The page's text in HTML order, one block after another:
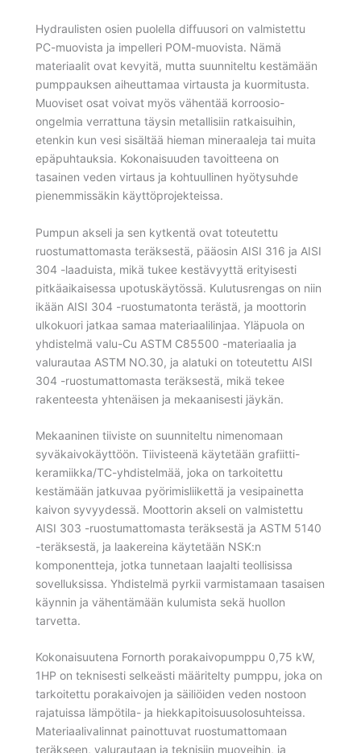
Hydraulisten osien puolella diffuusori on valmistettu
PC-muovista ja impelleri POM-muovista. Nämä
materiaalit ovat kevyitä, mutta suunniteltu kestämään
pumppauksen aiheuttamaa virtausta ja kuormitusta.
Muoviset osat voivat myös vähentää korroosio-
ongelmia verrattuna täysin metallisiin ratkaisuihin,
etenkin kun vesi sisältää hieman mineraaleja tai muita
epäpuhtauksia. Kokonaisuuden tavoitteena on
tasainen veden virtaus ja kohtuullinen hyötysuhde
pienemmissäkin käyttöprojekteissa.
Pumpun akseli ja sen kytkentä ovat toteutettu
ruostumattomasta teräksestä, pääosin AISI 316 ja AISI
304 -laaduista, mikä tukee kestävyyttä erityisesti
pitkäaikaisessa upotuskäytössä. Kulutusrengas on niin
ikään AISI 304 -ruostumatonta terästä, ja moottorin
ulkokuori jatkaa samaa materiaalilinjaa. Yläpuola on
yhdistelmä valu-Cu ASTM C85500 -materiaalia ja
valurautaa ASTM NO.30, ja alatuki on toteutettu AISI
304 -ruostumattomasta teräksestä, mikä tekee
rakenteesta yhtenäisen ja mekaanisesti jäykän.
Mekaaninen tiiviste on suunniteltu nimenomaan
syväkaivokäyttöön. Tiivisteenä käytetään grafiitti-
keramiikka/TC-yhdistelmää, joka on tarkoitettu
kestämään jatkuvaa pyörimisliikettä ja vesipainetta
kaivon syvyydessä. Moottorin akseli on valmistettu
AISI 303 -ruostumattomasta teräksestä ja ASTM 5140
-teräksestä, ja laakereina käytetään NSK:n
komponentteja, jotka tunnetaan laajalti teollisissa
sovelluksissa. Yhdistelmä pyrkii varmistamaan tasaisen
käynnin ja vähentämään kulumista sekä huollon
tarvetta.
Kokonaisuutena Fornorth porakaivopumppu 0,75 kW,
1HP on teknisesti selkeästi määritelty pumppu, joka on
tarkoitettu porakaivojen ja säiliöiden veden nostoon
rajatuissa lämpötila- ja hiekkapitoisuusolosuhteissa.
Materiaalivalinnat painottuvat ruostumattomaan
teräkseen, valurautaan ja teknisiin muoveihin, ja